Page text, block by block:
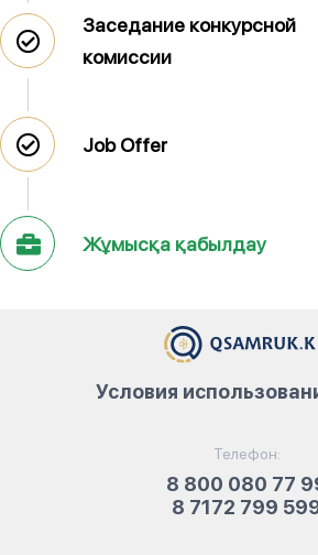
Заседание конкурсной
комиссии
Job Offer
Жұмысқа қабылдау
Телефон:
8 800 080 77
8 7172 799
Условия